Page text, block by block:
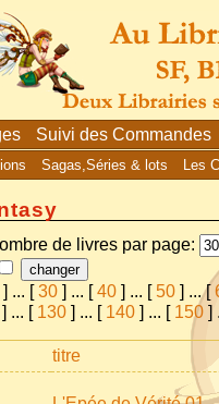
Suivi des Commandes
Sagas,Séries & lots Les
de livres par page:
] ... [30 ] ... [40 ] ... [ 50 ] ...[
] ... [ 130 ] ... [ 140 ] ... [ 150 ]
titre